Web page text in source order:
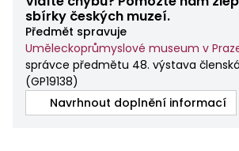
sbírky českých muzeí.
Předmět spravuje
Uměleckoprůmyslové museum v
správce předmětu 48. výstava
(GP19138)
Navrhnout doplnění informací